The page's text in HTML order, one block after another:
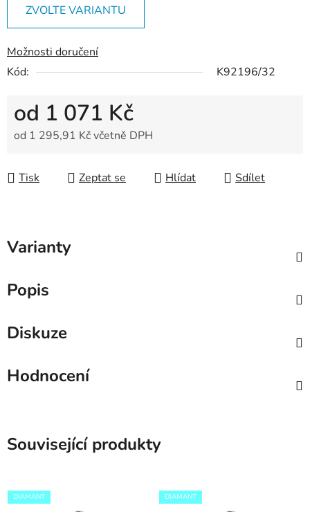
ZVOLTE VARIANTU
Možnosti doručení
Kód:
K92196/32
od 1 071 Kč
od 1 295,91 Kčvčetně DPH
Tisk
Zeptat se Hlídat Sdílet
Varianty
Popis
Diskuze
Hodnocení
Související produkty
DIAMANT DIAMANT